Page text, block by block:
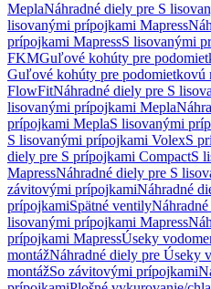
MeplaNáhradné diely pre S
lisovanými prípojkami Mapress
prípojkami MapressS lisovanými
FKMGuľové kohúty pre
Guľové kohúty pre podomietkovú
FlowFitNáhradné diely pre S
lisovanými prípojkami Mepla
prípojkami MeplaS lisovanými
S lisovanými prípojkami VolexS
diely pre S prípojkami CompactS
MapressNáhradné diely pre S
závitovými prípojkamiNáhradné
prípojkamiSpätné ventily
lisovanými prípojkami Mapress
prípojkami MapressÚseky
montážNáhradné diely pre Úseky
montážSo závitovými prípojkami